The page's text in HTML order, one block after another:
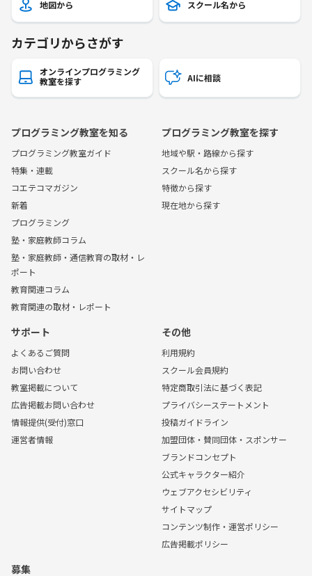
地図から スクール名から
カテゴリからさがす
オンラインプログラミング
教室を探す
AIに相談
プログラミング教室を知る
プログラミング教室ガイド
特集・連載
コエテコマガジン
新着
プログラミング
塾・家庭教師コラム
塾・家庭教師・通信教育の取材・レ
ポート
教育関連コラム
教育関連の取材・レポート
プログラミング教室を探す
地域や駅・路線から探す
スクール名から探す
特徴から探す
現在地から探す
サポート
よくあるご質問
お問い合わせ
教室掲載について
広告掲載お問い合わせ
情報提供(受付)窓口
運営者情報
その他
利用規約
スクール会員規約
特定商取引法に基づく表記
プライバシーステートメント
投稿ガイドライン
加盟団体・賛同団体・スポンサー
ブランドコンセプト
公式キャラクター紹介
ウェブアクセシビリティ
サイトマップ
コンテンツ制作・運営ポリシー
広告掲載ポリシー
募集